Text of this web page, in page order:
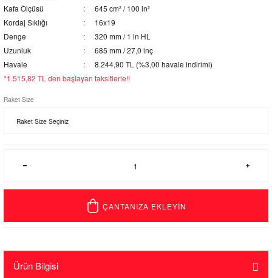
Kafa Ölçüsü
645 cm² / 100 in²
Kordaj Sıklığı
16x19
Denge
320 mm / 1 in HL
Uzunluk
685 mm / 27,0 inç
Havale
8.244,90 TL (%3,00 havale indirimi)
*1.515,82 TL den başlayan taksitlerle!!
Raket Size
ÇANTANIZA EKLEYİN
Ürün Bilgisi